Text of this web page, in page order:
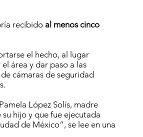
recibido al menos cinco
el hecho, al lugar
área y dar paso a las
cámaras de seguridad
López Solís, madre
hijo y que fue ejecutada
de México”, se lee en una